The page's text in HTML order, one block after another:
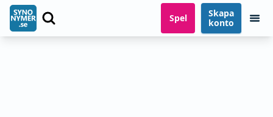
Spel
Skapa
konto